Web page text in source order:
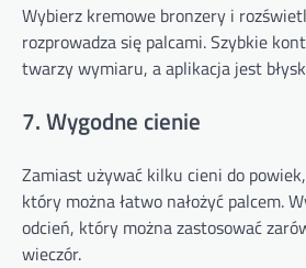
Wybierz kremowe bronzery i
rozprowadza się palcami. Szybkie
twarzy wymiaru, a aplikacja jest
7. Wygodne cienie
Zamiast używać kilku cieni do
który można łatwo nałożyć palcem.
odcień, który można zastosować
wieczór.